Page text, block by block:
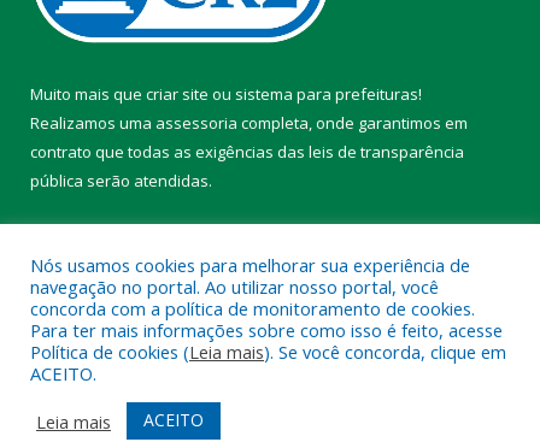
Muito mais que criar site ou sistema para prefeituras!
Realizamos uma assessoria completa, onde garantimos em
contrato que todas as exigências das leis de transparência
pública serão atendidas.
Todos os direitos reservados a Prefeitura Municipal de Chaves.
Mapa do Site
Acessar Área Administrativa
Nós usamos cookies para melhorar sua experiência de
navegação no portal. Ao utilizar nosso portal, você
concorda com a política de monitoramento de cookies.
Para ter mais informações sobre como isso é feito, acesse
Política de cookies (Leia mais). Se você concorda, clique em
ACEITO.
Leia mais
ACEITO